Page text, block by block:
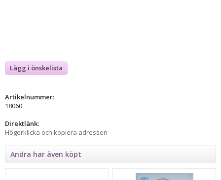
Lägg i önskelista
Artikelnummer:
18060
Direktlänk:
Högerklicka och kopiera adressen
Andra har även köpt